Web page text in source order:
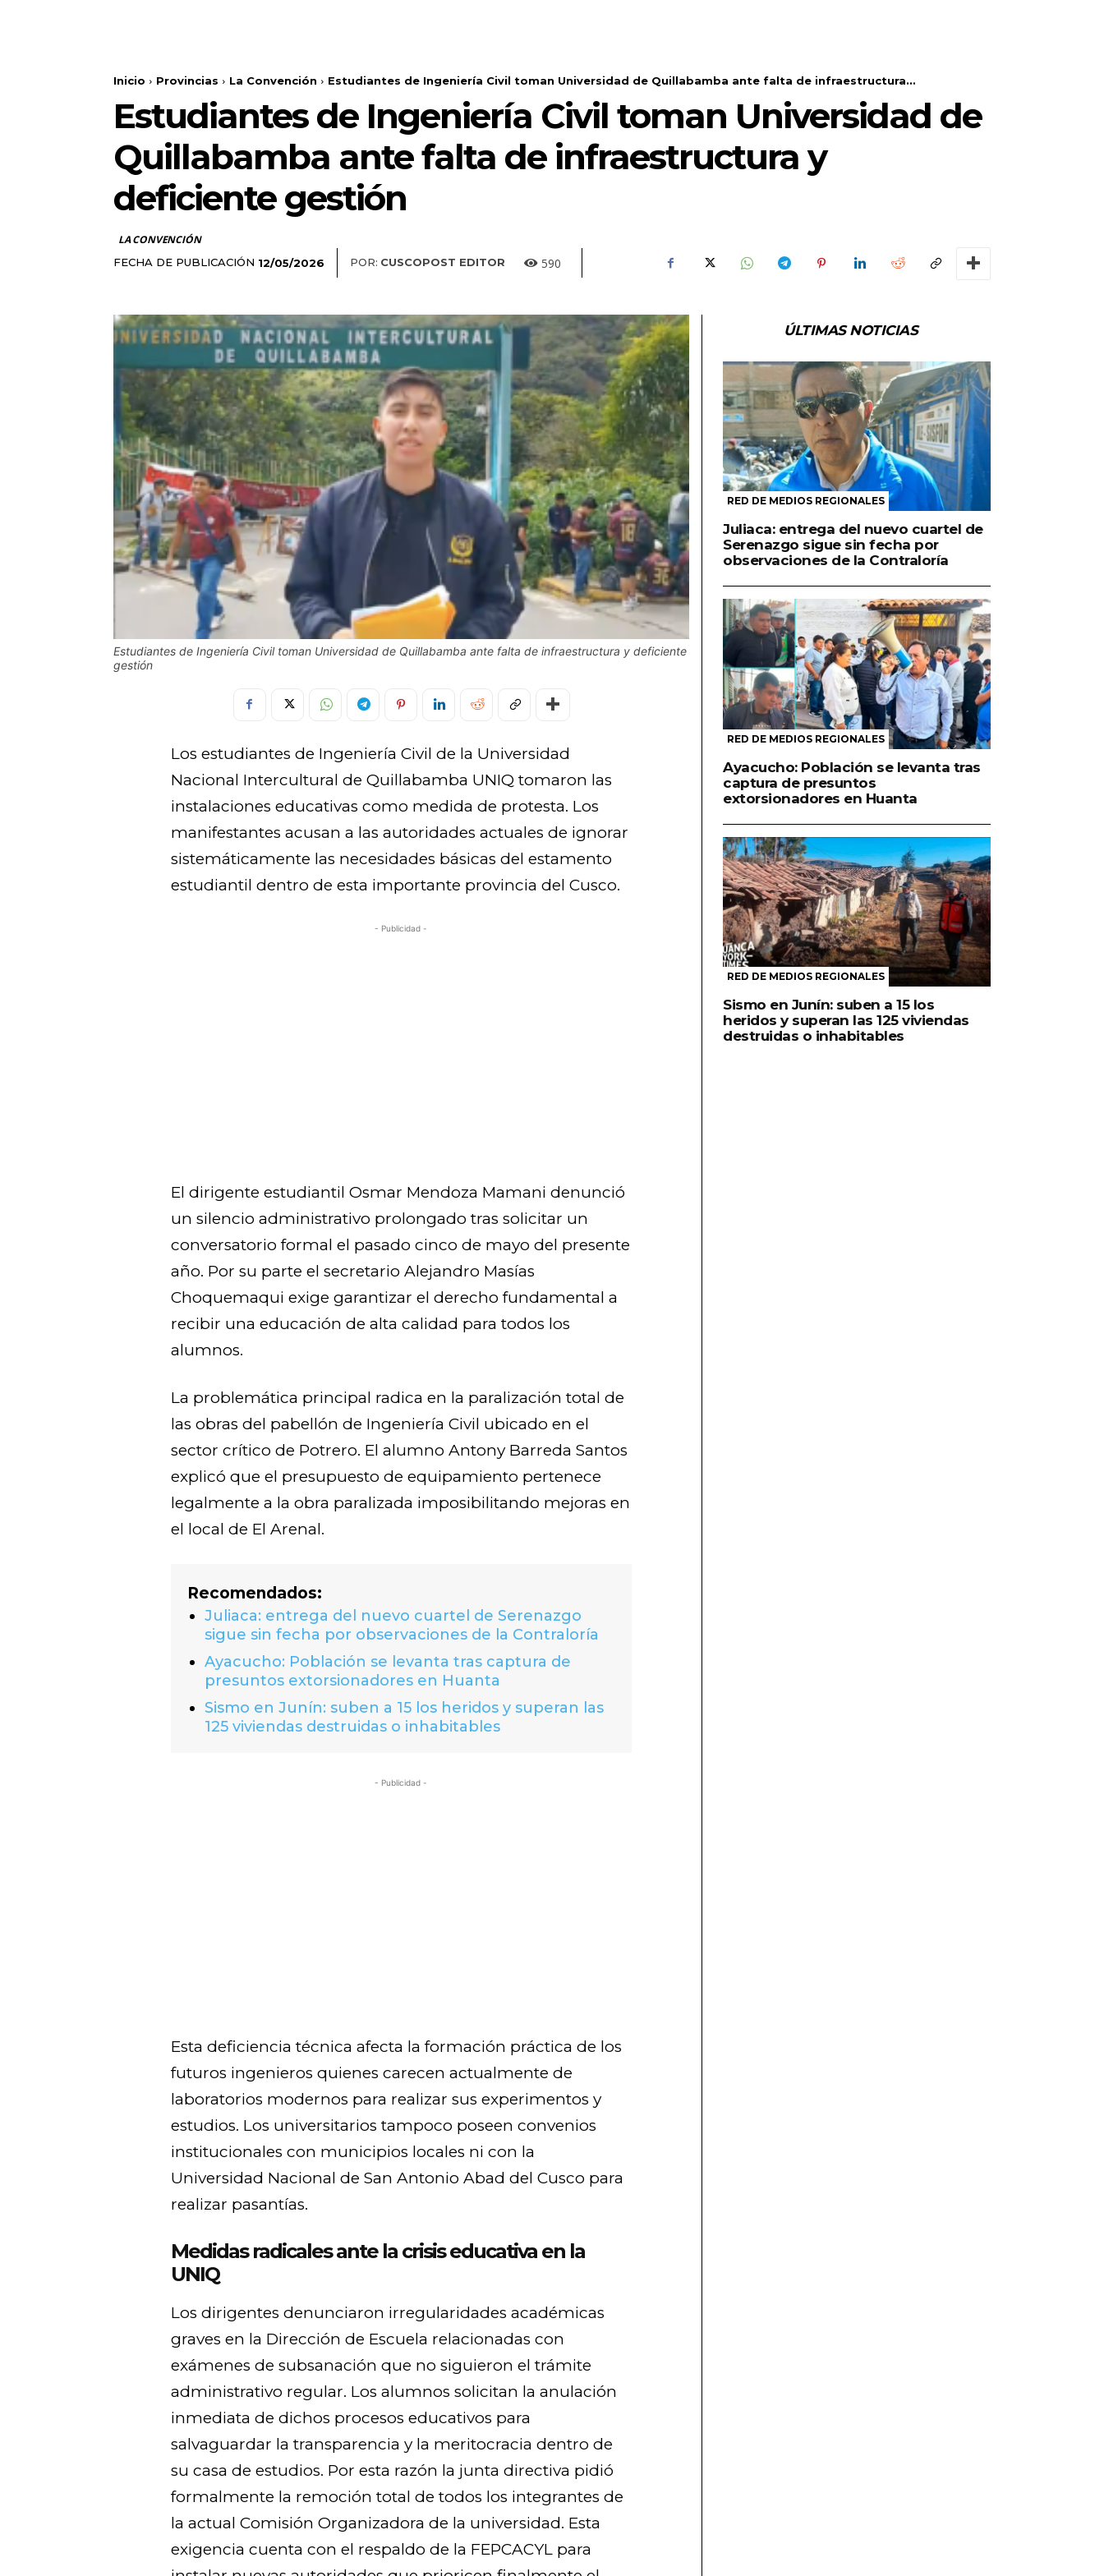
Inicio Provincias La Convención Estudiantes de Ingeniería Civil toman Universidad de Quillabamba ante falta de infraestructura...
Estudiantes de Ingeniería Civil toman Universidad de
Quillabamba ante falta de infraestructura y
deficiente gestión
LA CONVENCIÓN
FECHA DE PUBLICACIÓN 12/05/2026 POR: CUSCOPOST EDITOR 590
Estudiantes de Ingeniería Civil toman Universidad de Quillabamba ante falta de infraestructura y deficiente
gestión
Los estudiantes de Ingeniería Civil de la Universidad
Nacional Intercultural de Quillabamba UNIQ tomaron las
instalaciones educativas como medida de protesta. Los
manifestantes acusan a las autoridades actuales de ignorar
sistemáticamente las necesidades básicas del estamento
estudiantil dentro de esta importante provincia del Cusco.
- Publicidad -
El dirigente estudiantil Osmar Mendoza Mamani denunció
un silencio administrativo prolongado tras solicitar un
conversatorio formal el pasado cinco de mayo del presente
año. Por su parte el secretario Alejandro Masías
Choquemaqui exige garantizar el derecho fundamental a
recibir una educación de alta calidad para todos los
alumnos.
La problemática principal radica en la paralización total de
las obras del pabellón de Ingeniería Civil ubicado en el
sector crítico de Potrero. El alumno Antony Barreda Santos
explicó que el presupuesto de equipamiento pertenece
legalmente a la obra paralizada imposibilitando mejoras en
el local de El Arenal.
Recomendados:
Juliaca: entrega del nuevo cuartel de Serenazgo
sigue sin fecha por observaciones de la Contraloría
Ayacucho: Población se levanta tras captura de
presuntos extorsionadores en Huanta
Sismo en Junín: suben a 15 los heridos y superan las
125 viviendas destruidas o inhabitables
- Publicidad -
Esta deficiencia técnica afecta la formación práctica de los
futuros ingenieros quienes carecen actualmente de
laboratorios modernos para realizar sus experimentos y
estudios. Los universitarios tampoco poseen convenios
institucionales con municipios locales ni con la
Universidad Nacional de San Antonio Abad del Cusco para
realizar pasantías.
Medidas radicales ante la crisis educativa en la
UNIQ
Los dirigentes denunciaron irregularidades académicas
graves en la Dirección de Escuela relacionadas con
exámenes de subsanación que no siguieron el trámite
administrativo regular. Los alumnos solicitan la anulación
inmediata de dichos procesos educativos para
salvaguardar la transparencia y la meritocracia dentro de
su casa de estudios. Por esta razón la junta directiva pidió
formalmente la remoción total de todos los integrantes de
la actual Comisión Organizadora de la universidad. Esta
exigencia cuenta con el respaldo de la FEPCACYL para
ÚLTIMAS NOTICIAS
RED DE MEDIOS REGIONALES
Juliaca: entrega del nuevo cuartel de
Serenazgo sigue sin fecha por
observaciones de la Contraloría
RED DE MEDIOS REGIONALES
Ayacucho: Población se levanta tras
captura de presuntos
extorsionadores en Huanta
RED DE MEDIOS REGIONALES
Sismo en Junín: suben a 15 los
heridos y superan las 125 viviendas
destruidas o inhabitables